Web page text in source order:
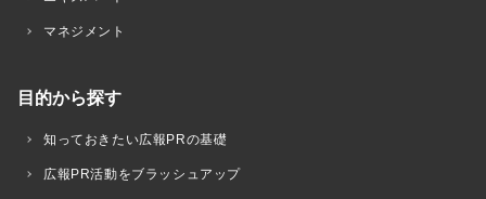
マネジメント
目的から探す
知っておきたい広報PRの基礎
広報PR活動をブラッシュアップ